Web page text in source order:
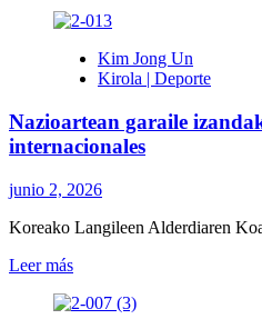
prepararse
siempre
por
patria
socialista
fabrika
La
Coreana
implica
una
confrontación
prolongada
con
rivales
brutales,
sobre
arteko
emulazio
aktiboki
antolatzea
aldarrikatu
du
Kim
Jong
ek
/
Kim Jong Un
Kirola | Deporte
Nazioartean garaile
internacionales
junio 2, 2026
Koreako Langileen Alderdiaren
Leer másLeer
sobre